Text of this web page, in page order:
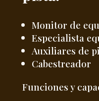
Monitor de
Especialista
Auxiliares de
Cabestreador
Funciones y